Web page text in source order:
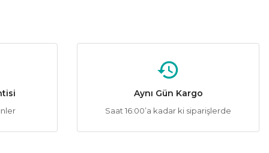
%50
Aynı Gün Kargo
Saat 16:00’a kadar ki siparişlerde